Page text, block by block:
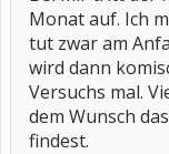
Monat auf. Ich
tut zwar am
wird dann
Versuchs mal.
dem Wunsch
findest.